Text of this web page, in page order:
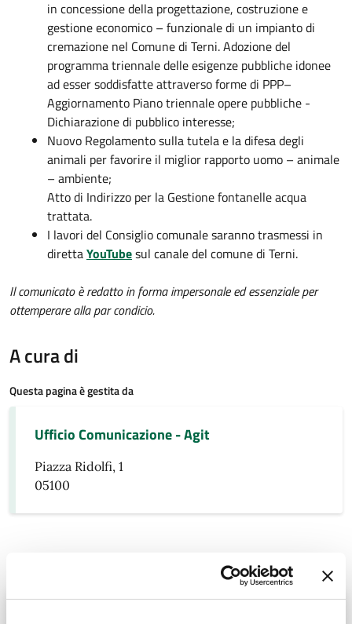
in concessione della progettazione, costruzione e
gestione economico – funzionale di un impianto di
cremazione nel Comune di Terni. Adozione del
programma triennale delle esigenze pubbliche idonee
ad esser soddisfatte attraverso forme di PPP–
Aggiornamento Piano triennale opere pubbliche -
Dichiarazione di pubblico interesse;
Nuovo Regolamento sulla tutela e la difesa degli
animali per favorire il miglior rapporto uomo – animale
– ambiente;
Atto di Indirizzo per la Gestione fontanelle acqua
trattata.
I lavori del Consiglio comunale saranno trasmessi in
direttaYouTubesul canale del comune di Terni.
Il comunicato è redatto in forma impersonale ed essenziale per
ottemperare alla par condicio.
A cura di
Questa pagina è gestita da
Ufficio Comunicazione - Agit
Piazza Ridolfi, 1
05100